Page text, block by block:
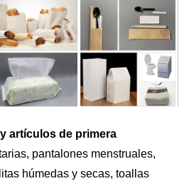
artículos de primera
pantalones menstruales,
húmedas y secas, toallas